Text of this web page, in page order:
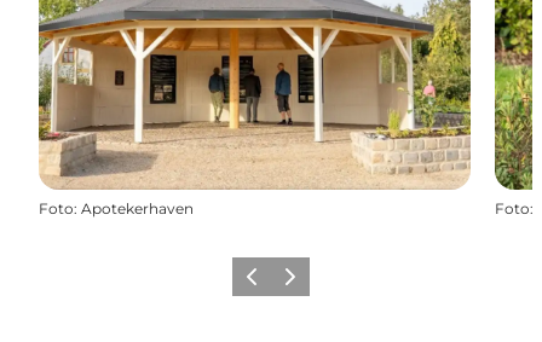
Foto: Apotekerhaven Foto:
Vorherige Folie
Nächste Folie